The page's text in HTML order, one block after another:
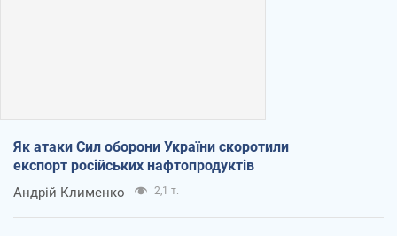
Як атаки Сил оборони України скоротили
експорт російських нафтопродуктів
Андрій Клименко 2,1 т.